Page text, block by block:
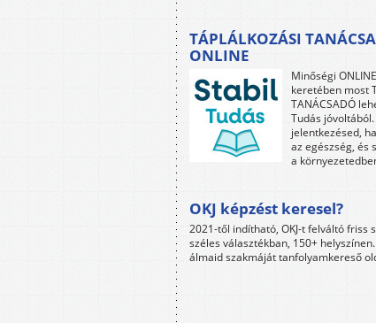
TÁPLÁLKOZÁSI
ONLINE
Minőségi
keretében most
TANÁCSADÓ
Tudás
jelentkezésed,
az egészség, és
a
OKJ képzést keresel?
2021-től indítható, OKJ-t felváltó friss
széles választékban, 150+
álmaid szakmáját tanfolyamkereső